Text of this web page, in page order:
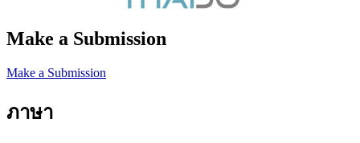
Make a Submission
Make a Submission
ภาษา